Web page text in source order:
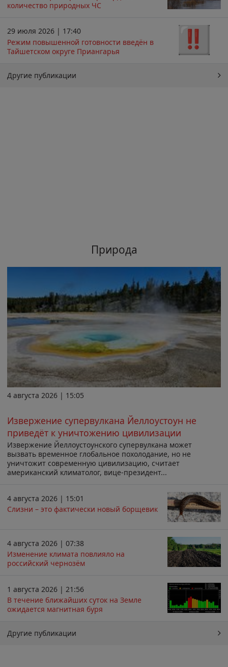
количество природных ЧС
29 июля 2026 | 17:40
Режим повышенной готовности введён в
Тайшетском округе Приангарья
Другие публикации
Природа
4 августа 2026 | 15:05
Извержение супервулкана Йеллоустоун не
приведёт к уничтожению цивилизации
Извержение Йеллоустоунского супервулкана может
вызвать временное глобальное похолодание, но не
уничтожит современную цивилизацию, считает
американский климатолог, вице-президент...
4 августа 2026 | 15:01
Слизни – это фактически новый борщевик
4 августа 2026 | 07:38
Изменение климата повлияло на
российский чернозём
1 августа 2026 | 21:56
В течение ближайших суток на Земле
ожидается магнитная буря
Другие публикации